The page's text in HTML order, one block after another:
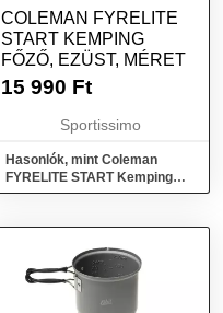
COLEMAN FYRELITE
START KEMPING
FŐZŐ, EZÜST, MÉRET
15 990 Ft
Sportissimo
Hasonlók, mint Coleman
FYRELITE START Kemping
főző, ezüst, méret